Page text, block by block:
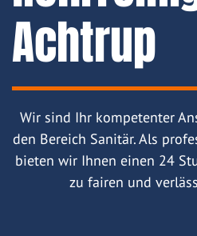
Achtrup
Wir sind Ihr kompetenter
den Bereich Sanitär. Als
bieten wir Ihnen einen 24
zu fairen und